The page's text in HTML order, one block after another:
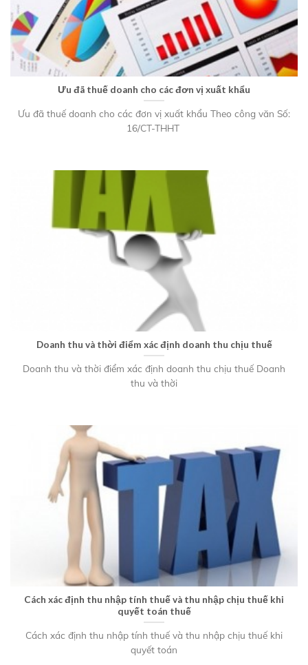
Ưu đã thuế doanh cho các đơn vị xuất khẩu
Ưu đã thuế doanh cho các đơn vị xuất khẩu Theo công văn Số:
16/CT-THHT
Doanh thu và thời điểm xác định doanh thu chịu thuế
Doanh thu và thời điểm xác định doanh thu chịu thuế Doanh
thu và thời
Cách xác định thu nhập tính thuế và thu nhập chịu thuế khi
quyết toán thuế
Cách xác định thu nhập tính thuế và thu nhập chịu thuế khi
quyết toán